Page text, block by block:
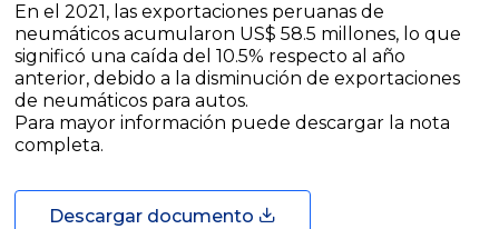
En el 2021, las exportaciones peruanas de
neumáticos acumularon US$ 58.5 millones, lo que
significó una caída del 10.5% respecto al año
anterior, debido a la disminución de exportaciones
de neumáticos para autos.
Para mayor información puede descargar la nota
completa.
Descargar documento